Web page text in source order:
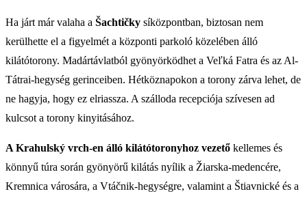
Ha járt már valaha a Šachtičky síközpontban, biztosan nem
kerülhette el a figyelmét a központi parkoló közelében álló
kilátótorony. Madártávlatból gyönyörködhet a Veľká Fatra és az Al-
Tátrai-hegység gerinceiben. Hétköznapokon a torony zárva lehet, de
ne hagyja, hogy ez elriassza. A szálloda recepciója szívesen ad
kulcsot a torony kinyitásához.
A Krahulský vrch-en álló kilátótoronyhoz vezető kellemes és
könnyű túra során gyönyörű kilátás nyílik a Žiarska-medencére,
Kremnica városára, a Vtáčnik-hegységre, valamint a Štiavnické és a